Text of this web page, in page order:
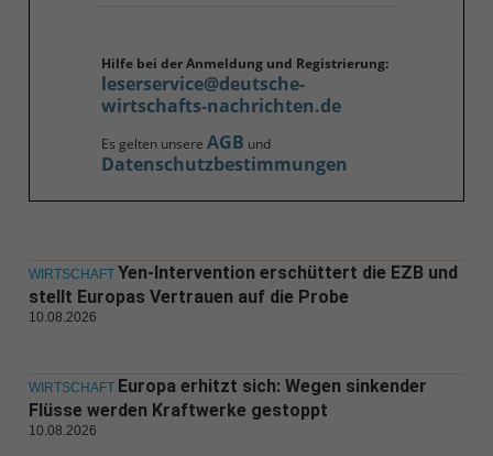
Hilfe bei der Anmeldung und Registrierung:
leserservice@deutsche-
wirtschafts-nachrichten.de
Es gelten unsere AGB und
Datenschutzbestimmungen
WIRTSCHAFT Yen-Intervention erschüttert die EZB und
stellt Europas Vertrauen auf die Probe
10.08.2026
WIRTSCHAFT Europa erhitzt sich: Wegen sinkender
Flüsse werden Kraftwerke gestoppt
10.08.2026